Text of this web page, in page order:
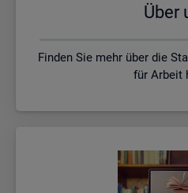
Über
Finden Sie mehr über die
für Arbeit